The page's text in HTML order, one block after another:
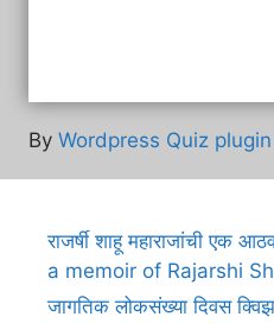
By Wordpress Quiz plugin
राजर्षी शाहू महाराजांची
a memoir of Rajarshi
जागतिक लोकसंख्या दिवस